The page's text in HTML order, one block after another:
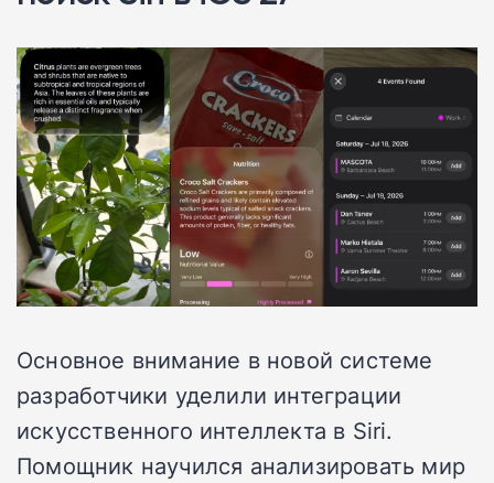
Основное внимание в новой системе
разработчики уделили интеграции
искусственного интеллекта в Siri.
Помощник научился анализировать мир